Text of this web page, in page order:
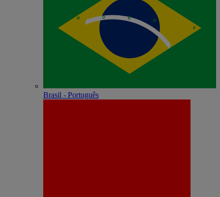
Brasil - Português